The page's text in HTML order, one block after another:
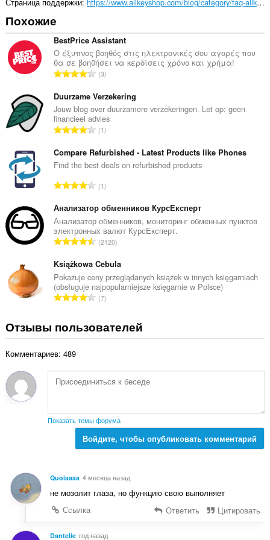
Похожие
BestPrice Assistant
Ο έξυπνος βοηθός στις ηλεκτρονικές σου αγορές που
θα σε βοηθήσει να κερδίσεις χρόνο και χρήμα!
В
е
г
о
о
е
н
о
к
:
3
Duurzame Verzekering
Jouw blog over duurzamere verzekeringen. Let op: geen
financieel advies
В
е
г
о
е
н
о
к
:
1
Compare Refurbished - Latest Products like Phones
Find the best deals on refurbished products
В
е
г
о
о
е
н
о
к
1
Анализатор обменников КурсЕксперт
Анализатор обменников, мониторинг обменных пунктов
электронных валют КурсЕксперт.
В
е
г
о
о
е
н
:
2120
Książkowa Cebula
Pokazuje ceny przeglądanych książek w innych księgarniach
(obsługuje najpopularniejsze księgarnie w Polsce)
В
г
ц
е
к
:
7
Отзывы пользователей
Комментариев: 489
Показать темы форума
Войдите, чтобы опубликовать комментарий
Quoiaaaa 4 месяца назад
не мозолит глаза, но функцию свою выполняет
Ссылка
Ответить Цитировать
Dantelie год назад